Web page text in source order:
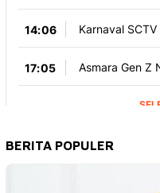
BERITA POPULER